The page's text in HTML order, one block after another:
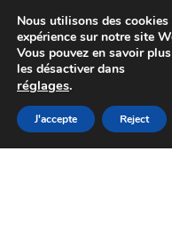
Colissimo
Du lundi au
Aller
à
Aller
au
Nous utilisons des
expérience sur notre site
Vous pouvez en savoir
les désactiver dans
réglages.
J'accepte Reject